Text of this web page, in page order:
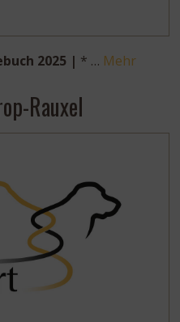
2025 | * … Mehr
Rauxel